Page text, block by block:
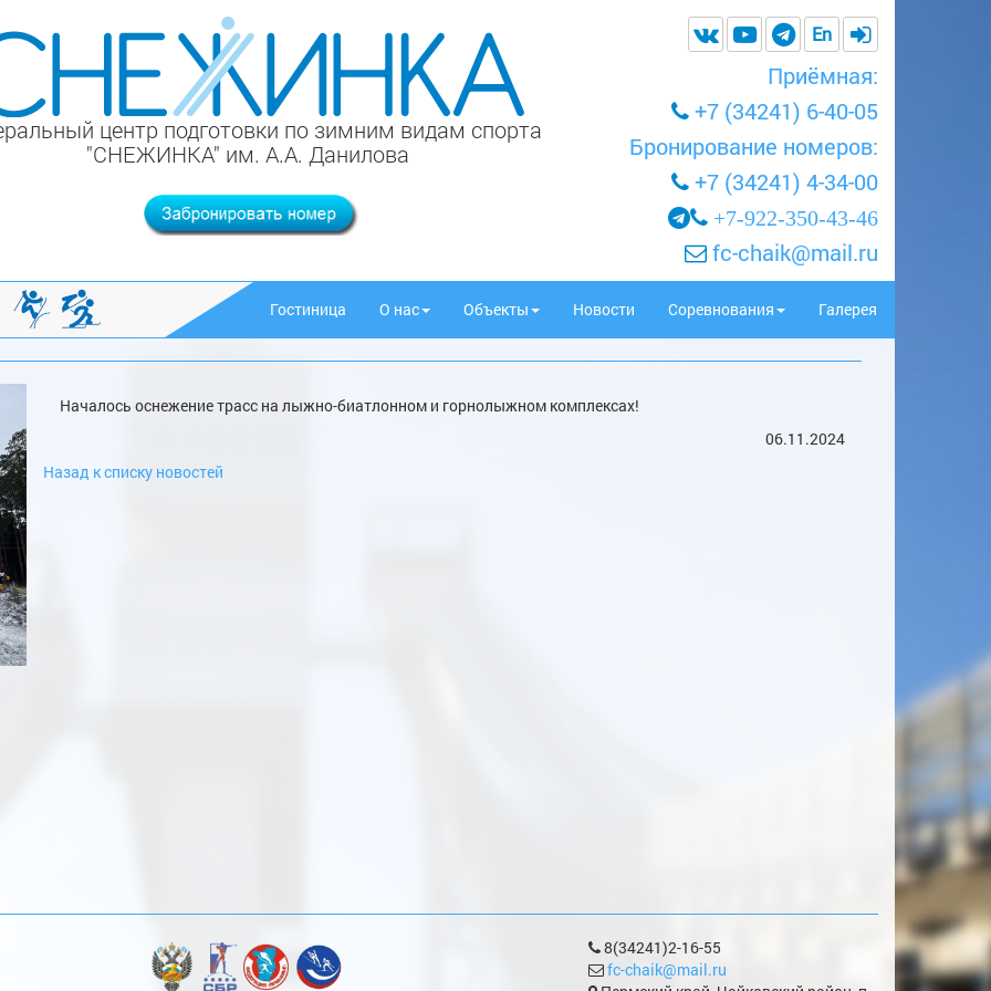
En
Приёмная:
+7 (34241) 6-40-05
Бронирование номеров:
+7 (34241) 4-34-00
+7-922-350-43-46
fc-chaik@mail.ru
центр подготовки по зимним видам спорта
"СНЕЖИНКА" им. А.А. Данилова
Гостиница О нас Объекты Новости Соревнования Галерея
Началось оснежение трасс на лыжно-биатлонном и горнолыжном комплексах!
06.11.2024
Назад к списку новостей
8(34241)2-16-55
fc-chaik@mail.ru